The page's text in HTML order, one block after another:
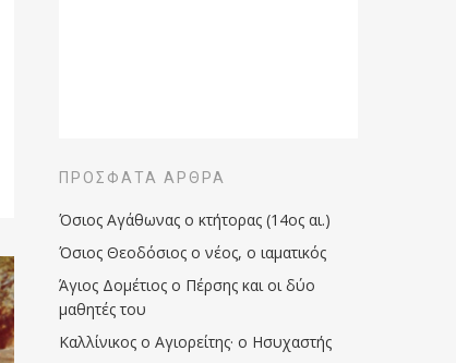
ΠΡΌΣΦΑΤΑ ΆΡΘΡΑ
Όσιος Αγάθωνας ο κτήτορας (14ος αι.)
Όσιος Θεοδόσιος ο νέος, ο ιαματικός
Άγιος Δομέτιος ο Πέρσης και οι δύο
μαθητές του
Καλλίνικος ο Αγιορείτης · ο Ησυχαστής